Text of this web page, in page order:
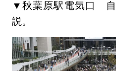
▼秋葉原駅電気口 自
説。